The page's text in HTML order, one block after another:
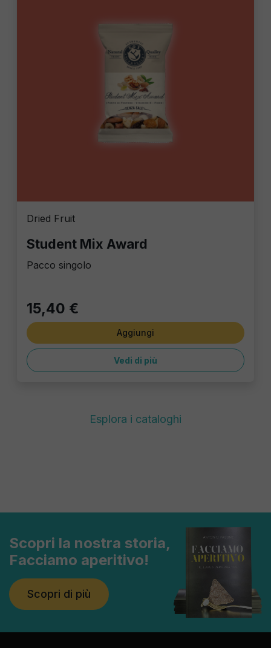
Dried Fruit
Student Mix Award
Pacco singolo
15,40 €
Aggiungi
Vedi di più
Esplora i cataloghi
Scopri la nostra storia,
Facciamo aperitivo!
Scopri di più